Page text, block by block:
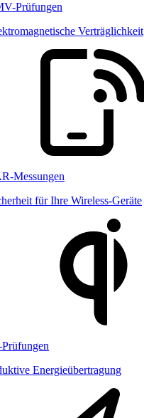
Prüfungen
Verträglichkeit
Messungen
für Ihre Wireless-Geräte
Energieübertragung